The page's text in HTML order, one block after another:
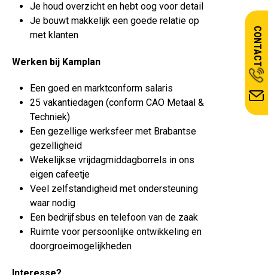
Je houd overzicht en hebt oog voor detail
Je bouwt makkelijk een goede relatie op
met klanten
Werken bij Kamplan
Een goed en marktconform salaris
25 vakantiedagen (conform CAO Metaal &
Techniek)
Een gezellige werksfeer met Brabantse
gezelligheid
Wekelijkse vrijdagmiddagborrels in ons
eigen cafeetje
Veel zelfstandigheid met ondersteuning
waar nodig
Een bedrijfsbus en telefoon van de zaak
Ruimte voor persoonlijke ontwikkeling en
doorgroeimogelijkheden
CONTACT